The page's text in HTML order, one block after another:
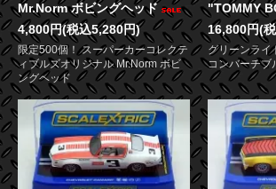
Mr.Norm ボビングヘッド
4,800円(税込5,280円)
限定500個！ スーパーカーコレクテ
ィブルズオリジナル Mr.Norm ボビ
ングヘッド
"TOMMY
16,800円(
グリーンライ
コンバーチブ